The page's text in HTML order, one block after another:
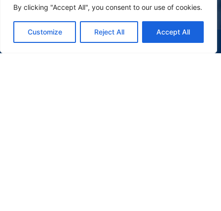
By clicking "Accept All", you consent to our use of cookies.
Customize Reject All Accept All
(47) 9 9977-7630